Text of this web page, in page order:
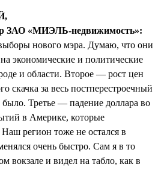
ЗАО «МИЭЛЬ-недвижимость»:
нового мэра. Думаю, что они
экономические и политические
и области. Второе — рост цен
скачка за весь постперестроечный
Третье — падение доллара во
в Америке, которые
регион тоже не остался в
очень быстро. Сам я в то
вокзале и видел на табло, как в